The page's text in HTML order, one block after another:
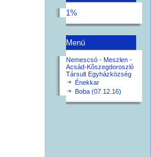
1%
Menü
Nemescsó - Meszlen -
Acsád-Kõszegdoroszló
Társult Egyházközség
Énekkar
Boba (07.12.16)